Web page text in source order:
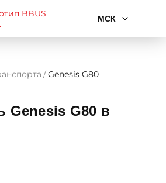
МСК
Genesis G80
Genesis G80 в